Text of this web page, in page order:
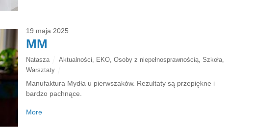
19 maja 2025
MM
Natasza Aktualności EKO, Osoby z niepełnosprawnością, Szkoła,
Warsztaty
Manufaktura Mydła u pierwszaków. Rezultaty są przepiękne i
bardzo pachnące.
More